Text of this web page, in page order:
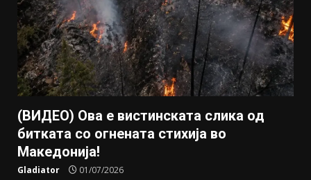
(ВИДЕО) Ова е вистинската слика од
битката со огнената стихија во
Македонија!
Gladiator 01/07/2026